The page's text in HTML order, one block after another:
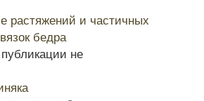
растяжений и частичных
бедра